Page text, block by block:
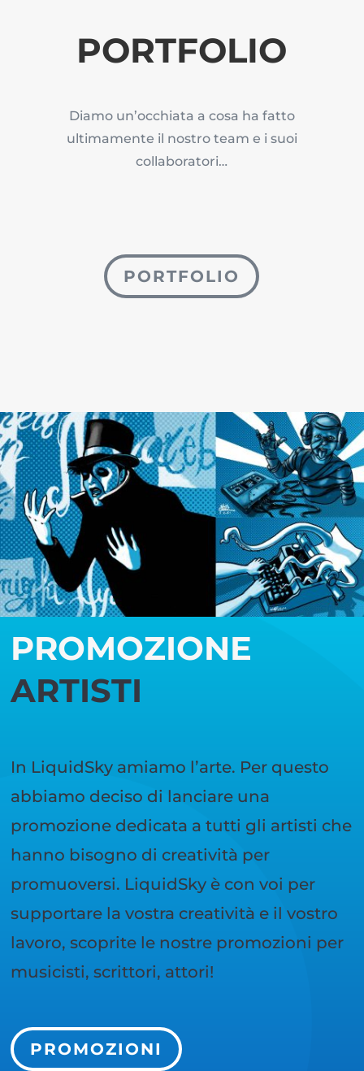
PORTFOLIO
Diamo un’occhiata a cosa ha fatto
ultimamente il nostro team e i suoi
collaboratori…
PORTFOLIO
PROMOZIONE
ARTISTI
In LiquidSky amiamo l’arte. Per questo
abbiamo deciso di lanciare una
promozione dedicata a tutti gli artisti che
hanno bisogno di creatività per
promuoversi. LiquidSky è con voi per
supportare la vostra creatività e il vostro
lavoro, scoprite le nostre promozioni per
musicisti, scrittori, attori!
PROMOZIONI